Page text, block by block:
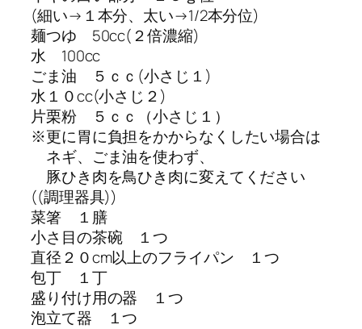
(細い→１本分、太い→1/2本分位)
麺つゆ 50cc(２倍濃縮)
水 100cc
ごま油 ５ｃｃ(小さじ１)
水１０cc(小さじ２)
片栗粉 ５ｃｃ（小さじ１）
※更に胃に負担をかからなくしたい場合は
ネギ、ごま油を使わず、
豚ひき肉を鳥ひき肉に変えてください
((調理器具))
菜箸 １膳
小さ目の茶碗 １つ
直径２０cm以上のフライパン １つ
包丁 １丁
盛り付け用の器 １つ
泡立て器 １つ